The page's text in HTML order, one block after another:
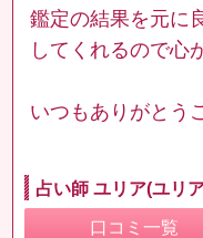
鑑定の結果を元に
してくれるので心
いつもありがとう
占い師 ユリア(ユリ
口コミ一覧